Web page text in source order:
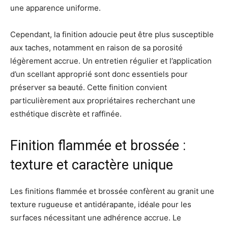
une apparence uniforme.
Cependant, la finition adoucie peut être plus susceptible
aux taches, notamment en raison de sa porosité
légèrement accrue. Un entretien régulier et l’application
d’un scellant approprié sont donc essentiels pour
préserver sa beauté. Cette finition convient
particulièrement aux propriétaires recherchant une
esthétique discrète et raffinée.
Finition flammée et brossée :
texture et caractère unique
Les finitions flammée et brossée confèrent au granit une
texture rugueuse et antidérapante, idéale pour les
surfaces nécessitant une adhérence accrue. Le